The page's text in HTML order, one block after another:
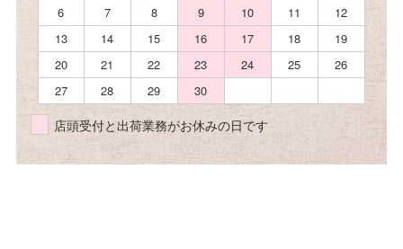
6
7 8 9 10 11
12
13
14 15 16 17 18
19
20
21 22 23 24 25
26
27
28 29 30
店頭受付と出荷業務がお休みの日です